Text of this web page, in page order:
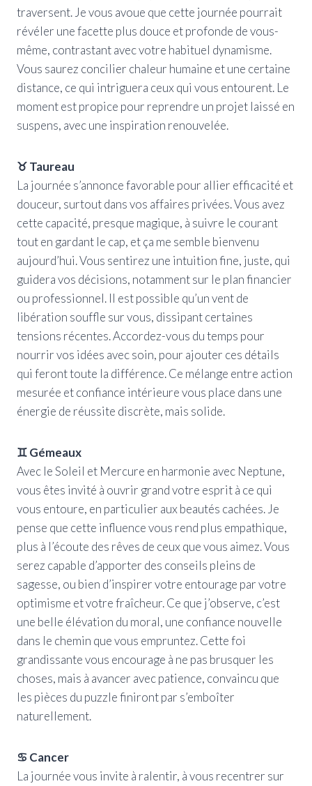
traversent. Je vous avoue que cette journée pourrait
révéler une facette plus douce et profonde de vous-
même, contrastant avec votre habituel dynamisme.
Vous saurez concilier chaleur humaine et une certaine
distance, ce qui intriguera ceux qui vous entourent. Le
moment est propice pour reprendre un projet laissé en
suspens, avec une inspiration renouvelée.
♉ Taureau
La journée s’annonce favorable pour allier efficacité et
douceur, surtout dans vos affaires privées. Vous avez
cette capacité, presque magique, à suivre le courant
tout en gardant le cap, et ça me semble bienvenu
aujourd’hui. Vous sentirez une intuition fine, juste, qui
guidera vos décisions, notamment sur le plan financier
ou professionnel. Il est possible qu’un vent de
libération souffle sur vous, dissipant certaines
tensions récentes. Accordez-vous du temps pour
nourrir vos idées avec soin, pour ajouter ces détails
qui feront toute la différence. Ce mélange entre action
mesurée et confiance intérieure vous place dans une
énergie de réussite discrète, mais solide.
♊ Gémeaux
Avec le Soleil et Mercure en harmonie avec Neptune,
vous êtes invité à ouvrir grand votre esprit à ce qui
vous entoure, en particulier aux beautés cachées. Je
pense que cette influence vous rend plus empathique,
plus à l’écoute des rêves de ceux que vous aimez. Vous
serez capable d’apporter des conseils pleins de
sagesse, ou bien d’inspirer votre entourage par votre
optimisme et votre fraîcheur. Ce que j’observe, c’est
une belle élévation du moral, une confiance nouvelle
dans le chemin que vous empruntez. Cette foi
grandissante vous encourage à ne pas brusquer les
choses, mais à avancer avec patience, convaincu que
les pièces du puzzle finiront par s’emboîter
naturellement.
♋ Cancer
La journée vous invite à ralentir, à vous recentrer sur